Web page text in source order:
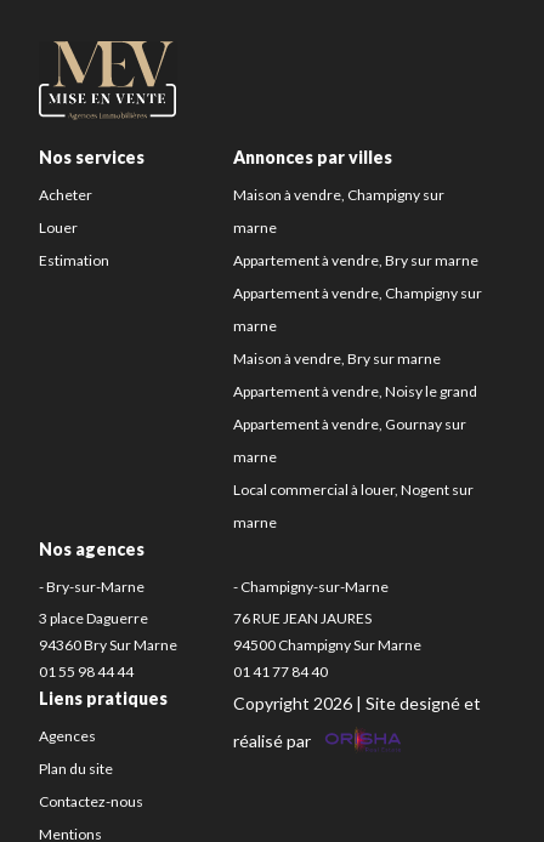
Nos services
Acheter
Louer
Estimation
Annonces par villes
Maison à vendre, Champigny sur
marne
Appartement à vendre, Bry sur marne
Appartement à vendre, Champigny sur
marne
Maison à vendre, Bry sur marne
Appartement à vendre, Noisy le grand
Appartement à vendre, Gournay sur
marne
Local commercial à louer, Nogent sur
marne
Nos agences
- Bry-sur-Marne
3 place Daguerre
94360 Bry Sur Marne
01 55 98 44 44
- Champigny-sur-Marne
76 RUE JEAN JAURES
94500 Champigny Sur Marne
01 41 77 84 40
Liens pratiques
Agences
Plan du site
Contactez-nous
Mentions
Copyright 2026 | Site designé et
réalisé par